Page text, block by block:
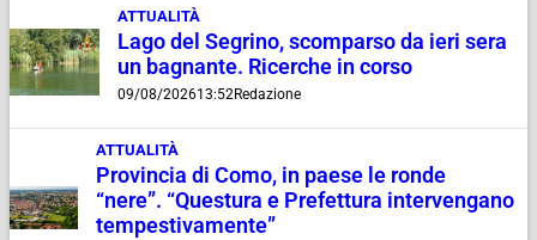
ATTUALITÀ
Lago del Segrino, scomparso da ieri sera
un bagnante. Ricerche in corso
09/08/202613:52Redazione
ATTUALITÀ
Provincia di Como, in paese le ronde
“nere”. “Questura e Prefettura intervengano
tempestivamente”